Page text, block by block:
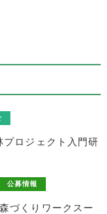
ロジェクト入門研
公募情報
づくりワークスー